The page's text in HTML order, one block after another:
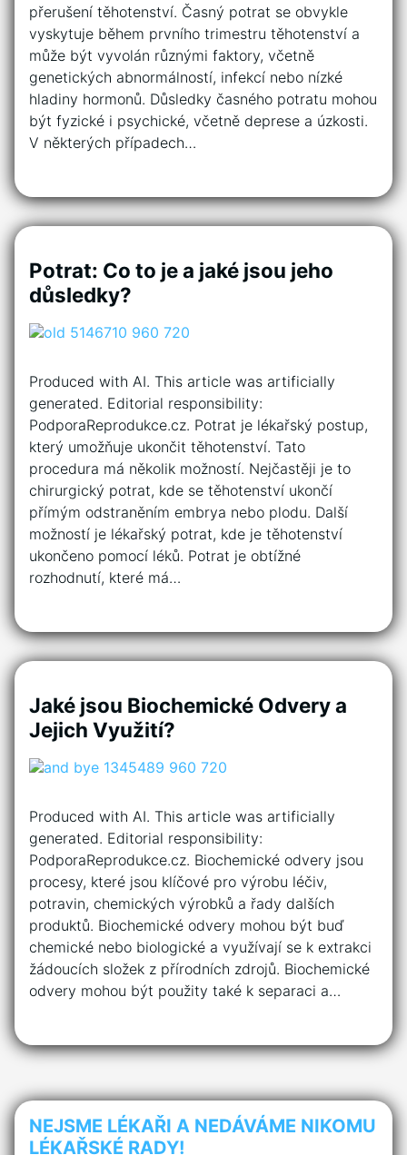
přerušení těhotenství. Časný potrat se obvykle
vyskytuje během prvního trimestru těhotenství a
může být vyvolán různými faktory, včetně
genetických abnormálností, infekcí nebo nízké
hladiny hormonů. Důsledky časného potratu mohou
být fyzické i psychické, včetně deprese a úzkosti.
V některých případech…
Potrat: Co to je a jaké jsou jeho
důsledky?
Produced with AI. This article was artificially
generated. Editorial responsibility:
PodporaReprodukce.cz. Potrat je lékařský postup,
který umožňuje ukončit těhotenství. Tato
procedura má několik možností. Nejčastěji je to
chirurgický potrat, kde se těhotenství ukončí
přímým odstraněním embrya nebo plodu. Další
možností je lékařský potrat, kde je těhotenství
ukončeno pomocí léků. Potrat je obtížné
rozhodnutí, které má…
Jaké jsou Biochemické Odvery a
Jejich Využití?
Produced with AI. This article was artificially
generated. Editorial responsibility:
PodporaReprodukce.cz. Biochemické odvery jsou
procesy, které jsou klíčové pro výrobu léčiv,
potravin, chemických výrobků a řady dalších
produktů. Biochemické odvery mohou být buď
chemické nebo biologické a využívají se k extrakci
žádoucích složek z přírodních zdrojů. Biochemické
odvery mohou být použity také k separaci a…
NEJSME LÉKAŘI A NEDÁVÁME NIKOMU
LÉKAŘSKÉ RADY!